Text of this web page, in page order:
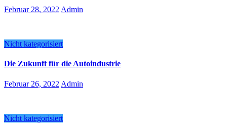
Februar 28, 2022 Admin
Nicht kategorisiert
Die Zukunft für die Autoindustrie
Februar 26, 2022 Admin
Nicht kategorisiert